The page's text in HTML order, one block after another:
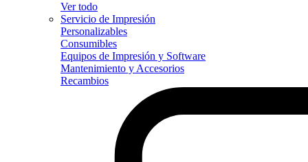
Ver todo
Servicio de Impresión
Personalizables
Consumibles
Equipos de Impresión y Software
Mantenimiento y Accesorios
Recambios